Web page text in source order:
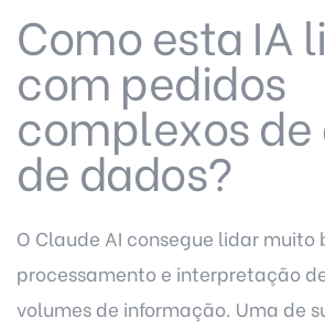
Como esta IA
com pedidos
complexos
de dados?
O Claude AI consegue lidar muito
processamento e interpretação
volumes de informação. Uma de